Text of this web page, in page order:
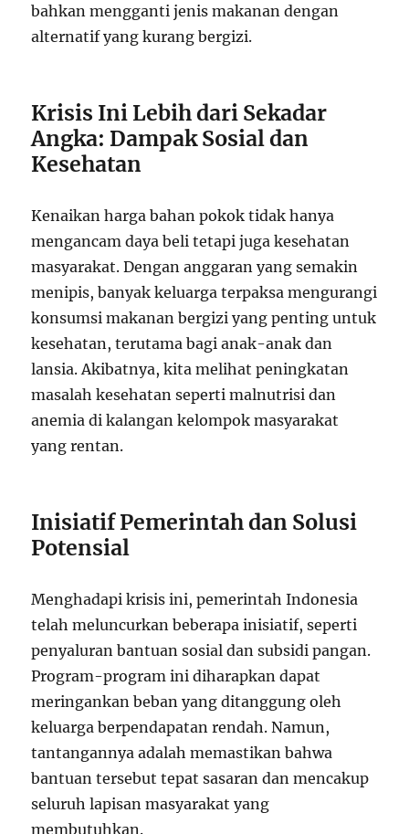
bahkan mengganti jenis makanan dengan
alternatif yang kurang bergizi.
Krisis Ini Lebih dari Sekadar
Angka: Dampak Sosial dan
Kesehatan
Kenaikan harga bahan pokok tidak hanya
mengancam daya beli tetapi juga kesehatan
masyarakat. Dengan anggaran yang semakin
menipis, banyak keluarga terpaksa mengurangi
konsumsi makanan bergizi yang penting untuk
kesehatan, terutama bagi anak-anak dan
lansia. Akibatnya, kita melihat peningkatan
masalah kesehatan seperti malnutrisi dan
anemia di kalangan kelompok masyarakat
yang rentan.
Inisiatif Pemerintah dan Solusi
Potensial
Menghadapi krisis ini, pemerintah Indonesia
telah meluncurkan beberapa inisiatif, seperti
penyaluran bantuan sosial dan subsidi pangan.
Program-program ini diharapkan dapat
meringankan beban yang ditanggung oleh
keluarga berpendapatan rendah. Namun,
tantangannya adalah memastikan bahwa
bantuan tersebut tepat sasaran dan mencakup
seluruh lapisan masyarakat yang
membutuhkan.